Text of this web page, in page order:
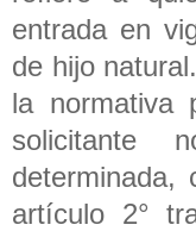
entrada en
de hijo
la normativa
solicitante
determinada,
artículo 2°